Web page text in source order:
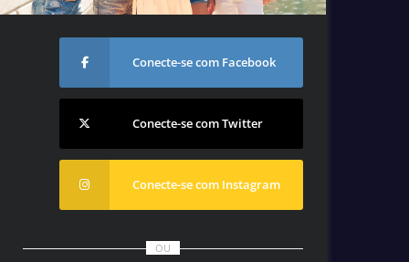
Conecte-se com Facebook
Conecte-se com Twitter
Conecte-se com Instagram
OU